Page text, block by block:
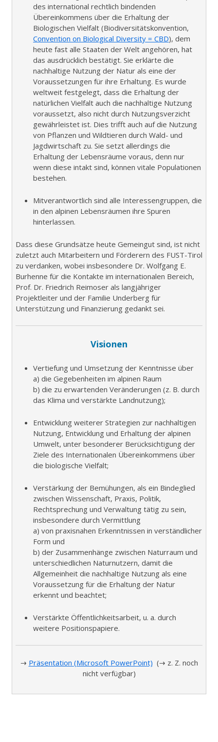
ö
f
f
n
e
n
des international rechtlich bindenden
Übereinkommens über die Erhaltung der
Biologischen Vielfalt (Biodiversitätskonvention,
Convention on Biological Diversity = CBD), dem
heute fast alle Staaten der Welt angehören, hat
das ausdrücklich bestätigt. Sie erklärte die
nachhaltige Nutzung der Natur als eine der
Voraussetzungen für ihre Erhaltung. Es wurde
weltweit festgelegt, dass die Erhaltung der
natürlichen Vielfalt auch die nachhaltige Nutzung
voraussetzt, also nicht durch Nutzungsverzicht
gewährleistet ist. Dies trifft auch auf die Nutzung
von Pflanzen und Wildtieren durch Wald- und
Jagdwirtschaft zu. Sie setzt allerdings die
Erhaltung der Lebensräume voraus, denn nur
wenn diese intakt sind, können vitale Populationen
bestehen.
Mitverantwortlich sind alle Interessengruppen, die
in den alpinen Lebensräumen ihre Spuren
hinterlassen.
Dass diese Grundsätze heute Gemeingut sind, ist nicht
zuletzt auch Mitarbeitern und Förderern des FUST-Tirol
zu verdanken, wobei insbesondere Dr. Wolfgang E.
Burhenne für die Kontakte im internationalen Bereich,
Prof. Dr. Friedrich Reimoser als langjähriger
Projektleiter und der Familie Underberg für
Unterstützung und Finanzierung gedankt sei.
Visionen
Vertiefung und Umsetzung der Kenntnisse über
a) die Gegebenheiten im alpinen Raum
b) die zu erwartenden Veränderungen (z. B. durch
das Klima und verstärkte Landnutzung);
Entwicklung weiterer Strategien zur nachhaltigen
Nutzung, Entwicklung und Erhaltung der alpinen
Umwelt, unter besonderer Berücksichtigung der
Ziele des Internationalen Übereinkommens über
die biologische Vielfalt;
Verstärkung der Bemühungen, als ein Bindeglied
zwischen Wissenschaft, Praxis, Politik,
Rechtsprechung und Verwaltung tätig zu sein,
insbesondere durch Vermittlung
a) von praxisnahen Erkenntnissen in verständlicher
Form und
b) der Zusammenhänge zwischen Naturraum und
unterschiedlichen Naturnutzern, damit die
Allgemeinheit die nachhaltige Nutzung als eine
Voraussetzung für die Erhaltung der Natur
erkennt und beachtet;
Verstärkte Öffentlichkeitsarbeit, u. a. durch
weitere Positionspapiere.
→ Präsentation (Microsoft PowerPoint) (→ z. Z. noch
nicht verfügbar)